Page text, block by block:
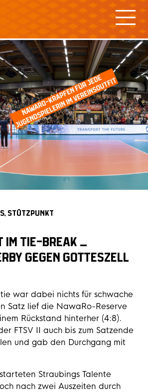
STÜTZPUNKT
IM TIE-BREAK –
GEGEN GOTTESZELL
war dabei nichts für schwache
Satz lief die NawaRo-Reserve
Rückstand hinterher (4:8).
FTSV II auch bis zum Satzende
und gab den Durchgang mit
Straubings Talente
nach zwei Auszeiten durch